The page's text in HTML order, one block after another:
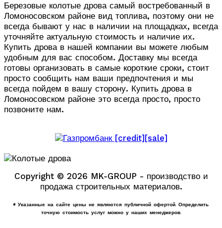
Березовые колотые дрова самый востребованный в
Ломоносовском районе вид топлива, поэтому они не
всегда бывают у нас в наличии на площадках, всегда
уточняйте актуальную стоимость и наличие их.
Купить дрова в нашей компании вы можете любым
удобным для вас способом. Доставку мы всегда
готовы организовать в самые короткие сроки, стоит
просто сообщить нам ваши предпочтения и мы
всегда пойдем в вашу сторону. Купить дрова в
Ломоносовском районе это всегда просто, просто
позвоните нам.
Copyright © 2026 MK-GROUP - производство и
продажа строительных материалов.
* Указанные на сайте цены не являются публичной офертой. Определить
точную стоимость услуг можно у наших менеджеров.